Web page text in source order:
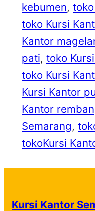
kebumen,
toko Kursi
Kantor
pati, toko
toko Kursi
Kursi Kantor
Kantor
Semarang,
tokoKursi
Kursi Kantor